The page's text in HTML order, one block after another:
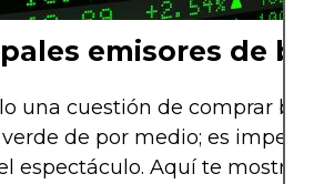
emisores de
una cuestión de comprar
de por medio; es
espectáculo. Aquí te